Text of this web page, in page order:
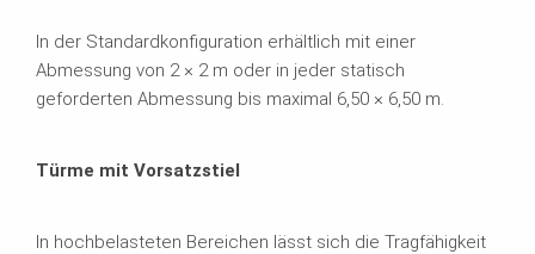
In der Standardkonfiguration erhältlich mit einer
Abmessung von 2 × 2 m oder in jeder statisch
geforderten Abmessung bis maximal 6,50 × 6,50 m.
Türme mit Vorsatzstiel
In hochbelasteten Bereichen lässt sich die Tragfähigkeit